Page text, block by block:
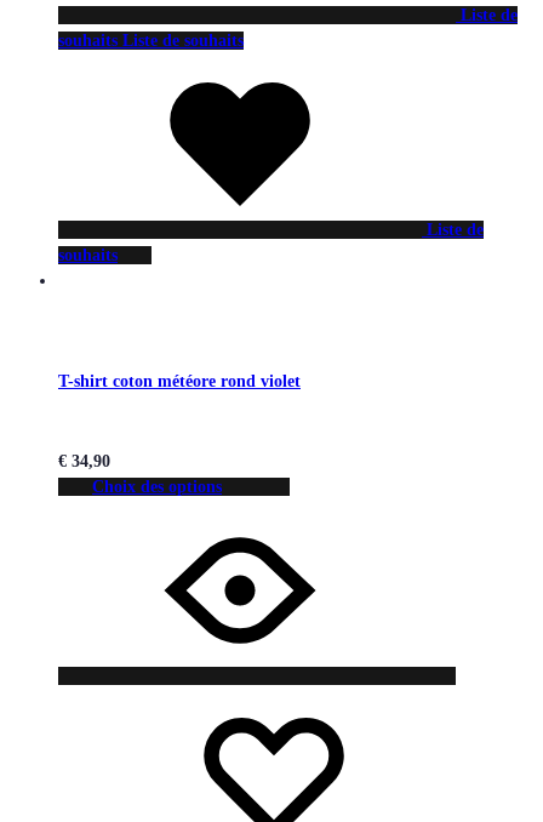
Liste de
souhaits Liste de souhaits
Liste de
souhaits
T-shirt coton météore rond violet
€ 34,90
Choix des options